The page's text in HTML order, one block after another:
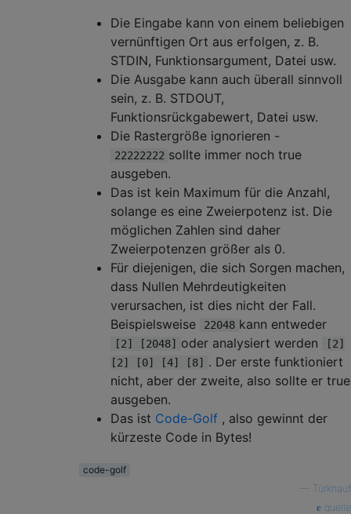
Die Eingabe kann von einem beliebigen
vernünftigen Ort aus erfolgen, z. B.
STDIN, Funktionsargument, Datei usw.
Die Ausgabe kann auch überall sinnvoll
sein, z. B. STDOUT,
Funktionsrückgabewert, Datei usw.
Die Rastergröße ignorieren -
22222222 sollte immer noch true
ausgeben.
Das ist kein Maximum für die Anzahl,
solange es eine Zweierpotenz ist. Die
möglichen Zahlen sind daher
Zweierpotenzen größer als 0.
Für diejenigen, die sich Sorgen machen,
dass Nullen Mehrdeutigkeiten
verursachen, ist dies nicht der Fall.
Beispielsweise
22048 kann entweder
[2] [2048] oder analysiert werden
[2]
[2] [0] [4] [8]
. Der erste funktioniert
nicht, aber der zweite, also sollte er true
ausgeben.
Das ist Code-Golf , also gewinnt der
kürzeste Code in Bytes!
code-golf
Türknauf
quelle